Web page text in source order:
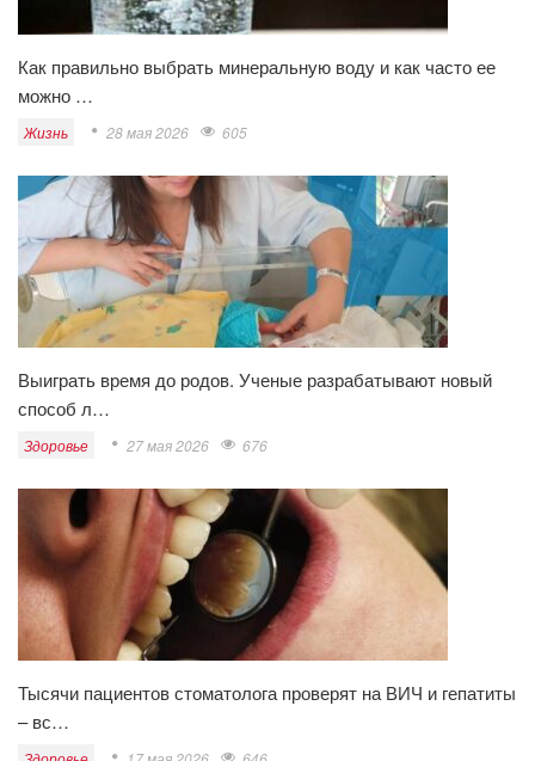
Как правильно выбрать минеральную воду и как часто ее
можно …
Жизнь 28 мая 2026 605
Выиграть время до родов. Ученые разрабатывают новый
способ л…
Здоровье 27 мая 2026 676
Тысячи пациентов стоматолога проверят на ВИЧ и гепатиты
– вс…